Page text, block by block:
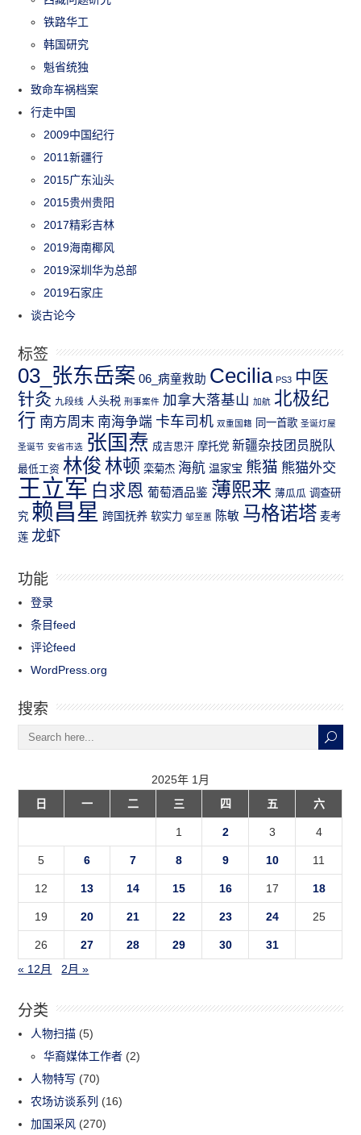
铁路华工
韩国研究
魁省统独
致命车祸档案
行走中国
2009中国纪行
2011新疆行
2015广东汕头
2015贵州贵阳
2017精彩吉林
2019海南椰风
2019深圳华为总部
2019石家庄
谈古论今
标签
03_张东岳案 06_病童救助 Cecilia PS3 中医
针灸 九段线 人头税 刑事案件 加拿大落基山 加航 北极纪
行 南方周末 南海争端 卡车司机 双重国籍 同一首歌 圣诞灯屋
圣诞节 安省市选 张国焘 成吉思汗 摩托党 新疆杂技团员脱队
最低工资 林俊 林顿 栾菊杰 海航 温家宝 熊猫 熊猫外交
王立军 白求恩 葡萄酒品鉴 薄熙来 薄瓜瓜 调查研
究 赖昌星 跨国抚养 软实力 邹至蕙 陈敏 马格诺塔 麦考
莲 龙虾
功能
登录
条目feed
评论feed
WordPress.org
搜索
2025年 1月
日
一 二 三 四 五 六
1 2 3 4
5 6 7 8 9 10 11
12 13 14 15 16 17 18
19 20 21 22 23 24 25
26 27 28 29 30
31
« 12月
2月 »
分类
人物扫描 (5)
华裔媒体工作者 (2)
人物特写 (70)
农场访谈系列 (16)
加国采风 (270)